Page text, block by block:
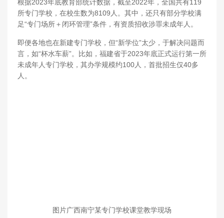
根据2023年底教育部统计数据，截至2022年，全国共有119
所专门学校，在校生数为8109人。其中，还只有部分学校满
足“专门场所＋闭环管理”条件，有资质招收涉罪未成年人。
即便各地也在新建专门学校，但“新学位”太少，于解决问题而
言，如“杯水车薪”。比如，福建省于2023年底正式运行第一所
未成年人专门学校，其办学规模约100人，首批招生仅40多
人。
图片广西南宁某专门学校课堂教学现场